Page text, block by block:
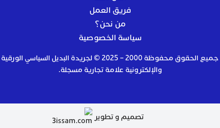
فريق العمل
من نحن؟
سياسة الخصوصية
جميع الحقوق محفوظة 2000 – 2025 © لجريدة البديل السياسي الورقية
والإلكترونية علامة تجارية مسجلة.
تصميم و تطوير